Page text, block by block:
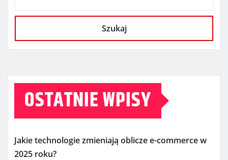
Szukaj
OSTATNIE WPISY
Jakie technologie zmieniają oblicze e-commerce w
2025 roku?